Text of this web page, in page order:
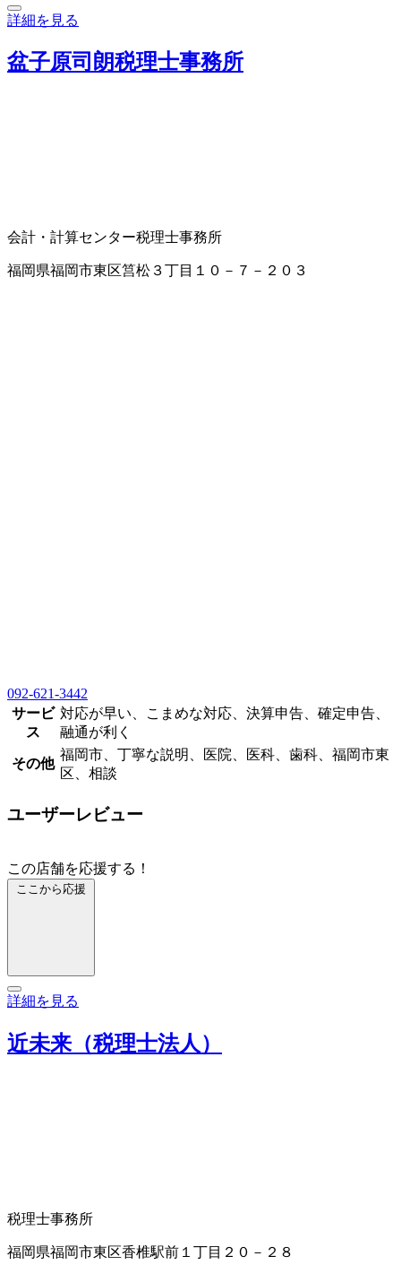
詳細を見る
盆子原司朗税理士事務所
会計・計算センター税理士事務所
福岡県福岡市東区筥松３丁目１０－７－２０３
092-621-3442
サービ
ス
対応が早い、こまめな対応、決算申告、確定申告、
融通が利く
その他
福岡市、丁寧な説明、医院、医科、歯科、福岡市東
区、相談
ユーザーレビュー
この店舗を応援する！
ここから応援
詳細を見る
近未来（税理士法人）
税理士事務所
福岡県福岡市東区香椎駅前１丁目２０－２８